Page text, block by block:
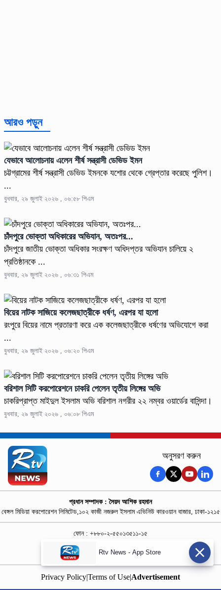
আরও পড়ুন
যেভাবে আলোচনায় এলেন শীর্ষ সন্ত্রাসী ডেভিড ইমন
চট্টগ্রামের শীর্ষ সন্ত্রাসী ডেভিড ইমনকে যশোর থেকে গ্রেপ্তার করেছে পুলিশ।
...
বুধবার, ২৯ জুলাই ২০২৬ , ০৬:৫৮ পিএম
চাঁদপুরে ভোক্তা অধিকারের অভিযান, অতঃপর...
চাঁদপুরে জাতীয় ভোক্তা অধিকার সংরক্ষণ অধিদপ্তর অভিযান চালিয়ে ২
প্রতিষ্ঠানকে ...
বুধবার, ২৯ জুলাই ২০২৬ , ০৬:৩১ পিএম
বিয়ের নাটক সাজিয়ে কলেজছাত্রীকে ধর্ষণ, এরপর যা হলো
রংপুরে বিয়ের নামে প্রতারণা করে এক কলেজছাত্রীকে ধর্ষণের অভিযোগে করা
...
বুধবার, ২৯ জুলাই ২০২৬ , ০৬:২০ পিএম
বরিশাল সিটি করপোরেশনে চাকরি পেলেন তৃতীয় লিঙ্গের অভি
চাকরিপ্রাপ্ত মাইদুল ইসলাম অভি বরিশাল নগরীর ২২ নম্বর ওয়ার্ডের বাসিন্দা।
বুধবার, ২৯ জুলাই ২০২৬ , ০৬:০৮ পিএম
অনুসরণ করুন
প্রধান সম্পাদক : সৈয়দ আশিক রহমান
বেঙ্গল মিডিয়া করপোরেশন লিমিটেড,১০২ কাজী নজরুল ইসলাম এভিনিউ কারওয়ান বাজার, ঢাকা-১২১৫
ফোন : +৮৮০-২-৫৫০১৩৫১১-১৫
নিউজ রুম : +৮৮০-১৮৭৮১৮৪৩৬৯-৭০
বিজ্ঞাপন :
rtvdigitalad@gmail.com
Privacy Policy|Terms of Use|Advertisement
Rtv News - App Store